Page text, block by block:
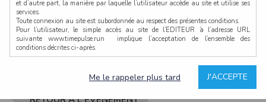
CONNEXION
RETOUR À L'ÉVÈNEMENT
et d’autre part, la manière par laquelle l’utilisateur accède au site et utilise ses
services.
Toute connexion au site est subordonnée au respect des présentes conditions.
Pour l’utilisateur, le simple accès au site de l’EDITEUR à l’adresse URL
suivante www.timepulse.run implique l’acceptation de l’ensemble des
conditions décrites ci-après.
La structure générale du site www.timepulse.run, par quelque procédé que ce
soit, sans l'autorisation préalable et par écrit de Fourcherot Mickael et/ou de ses
J'ACCEPTE
Me le rappeler plus tard